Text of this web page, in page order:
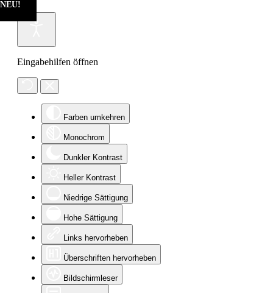
Eingabehilfen öffnen
Farben umkehren
Monochrom
Dunkler Kontrast
Heller Kontrast
Niedrige Sättigung
Hohe Sättigung
Links hervorheben
Überschriften hervorheben
Bildschirmleser
NEU!